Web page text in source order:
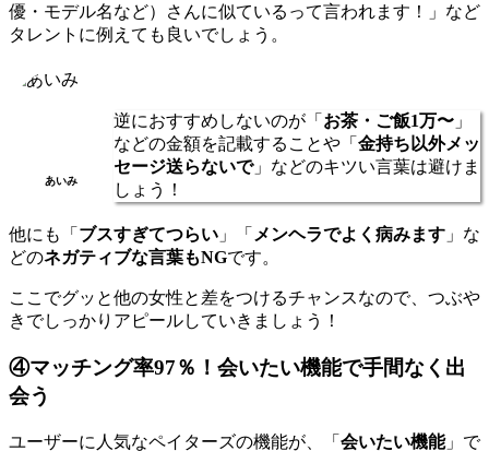
優・モデル名など）さんに似ているって言われます！」など
タレントに例えても良いでしょう。
あいみ
逆におすすめしないのが「 お茶・ご飯1万〜 」
などの金額を記載することや「 金持ち以外メッ
セージ送らないで」などのキツい言葉は避けま
しょう！
他にも「 ブスすぎてつらい 」「 メンヘラでよく病みます 」な
どのネガティブな言葉もNGです。
ここでグッと他の女性と差をつけるチャンスなので、つぶや
きでしっかりアピールしていきましょう！
④マッチング率97％！会いたい機能で手間なく出
会う
ユーザーに人気なペイターズの機能が、「 会いたい機能」で